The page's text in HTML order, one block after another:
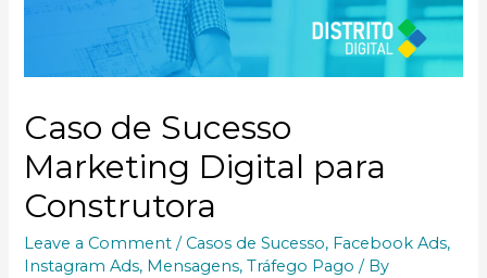
Caso de Sucesso
Marketing Digital para
Construtora
Leave a Comment / Casos de Sucesso, Facebook Ads,
Instagram Ads, Mensagens,Tráfego Pago / By